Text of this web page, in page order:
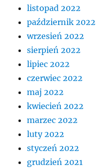
listopad 2022
październik 2022
wrzesień 2022
sierpień 2022
lipiec 2022
czerwiec 2022
maj 2022
kwiecień 2022
marzec 2022
luty 2022
styczeń 2022
grudzień 2021